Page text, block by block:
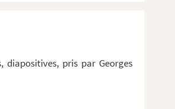
diapositives, pris par Georges